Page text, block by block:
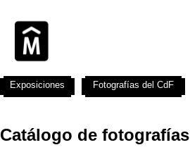
Catálogo de fotografías
Exposiciones Fotografías del CdF